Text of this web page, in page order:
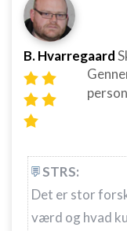
B. Hvarregaard
person
STRS:
Det er stor
værd og hvad